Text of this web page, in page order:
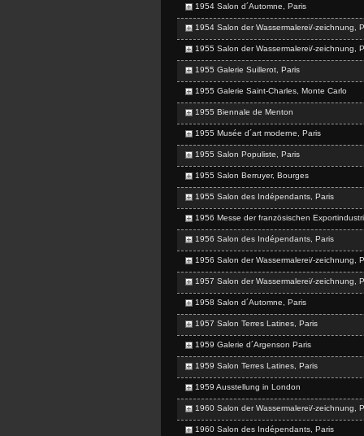
1954 Salon d´Automne, Paris
1954 Salon der Wassermalerei/-zeichnung,
1955 Salon der Wassermalerei/-zeichnung,
1955 Galerie Suillerot, Paris
1955 Galerie Saint-Charles, Monte Carlo
1955 Biennale de Menton
1955 Musée d´art moderne, Paris
1955 Salon Populiste, Paris
1955 Salon Berruyer, Bourges
1955 Salon des Indépendants, Paris
1956 Messe der französischen
1956 Salon des Indépendants, Paris
1956 Salon der Wassermalerei/-zeichnung,
1957 Salon der Wassermalerei/-zeichnung,
1958 Salon d´Automne, Paris
1957 Salon Terres Latines, Paris
1959 Galerie d´Argenson Paris
1959 Salon Terres Latines, Paris
1959 Ausstellung in London
1960 Salon der Wassermalerei/-zeichnung,
1960 Salon des Indépendants, Paris